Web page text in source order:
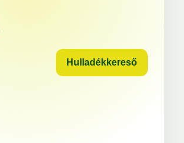
Hulladékkereső